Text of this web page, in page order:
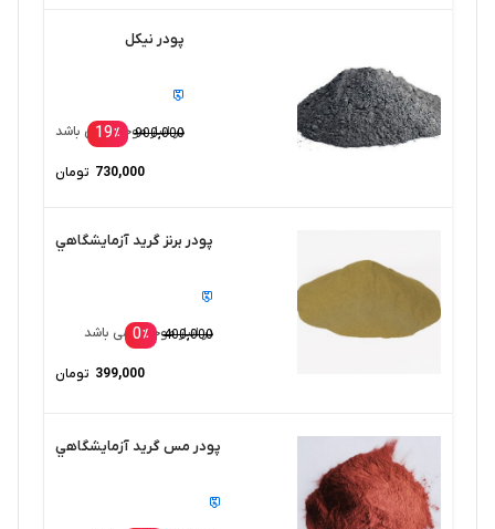
پودر نیکل
در انبار موجود نمی باشد
٪19 900,000
730,000 تومان
پودر برنز گريد آزمايشگاهي
در انبار موجود نمی باشد
٪0 400,000
399,000 تومان
پودر مس گريد آزمايشگاهي